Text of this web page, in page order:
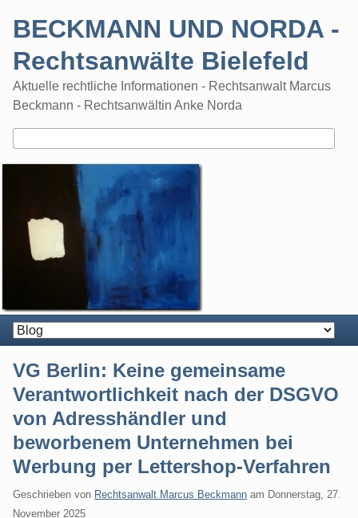
BECKMANN UND NORDA -
Rechtsanwälte Bielefeld
Aktuelle rechtliche Informationen - Rechtsanwalt Marcus
Beckmann - Rechtsanwältin Anke Norda
VG Berlin: Keine gemeinsame
Verantwortlichkeit nach der DSGVO
von Adresshändler und
beworbenem Unternehmen bei
Werbung per Lettershop-Verfahren
Geschrieben von Rechtsanwalt Marcus Beckmann am Donnerstag, 27.
November 2025